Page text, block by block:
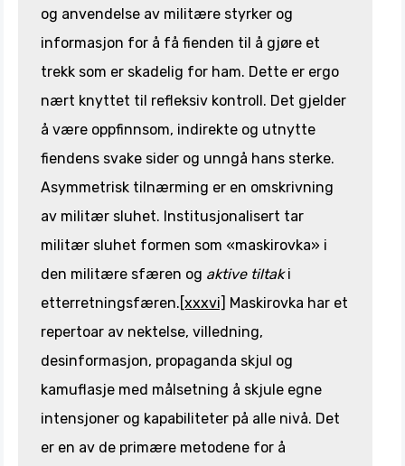
og anvendelse av militære styrker og
informasjon for å få fienden til å gjøre et
trekk som er skadelig for ham. Dette er ergo
nært knyttet til refleksiv kontroll. Det gjelder
å være oppfinnsom, indirekte og utnytte
fiendens svake sider og unngå hans sterke.
Asymmetrisk tilnærming er en omskrivning
av militær sluhet. Institusjonalisert tar
militær sluhet formen som «maskirovka» i
den militære sfæren og aktive tiltaki
etterretningsfæren.[xxxvi] Maskirovka har et
repertoar av nektelse, villedning,
desinformasjon, propaganda skjul og
kamuflasje med målsetning å skjule egne
intensjoner og kapabiliteter på alle nivå. Det
er en av de primære metodene for å